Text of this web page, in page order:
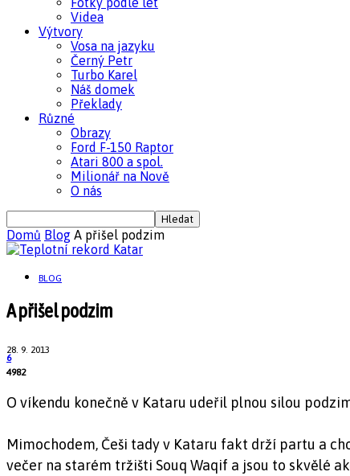
Videa
Výtvory
Vosa na jazyku
Černý Petr
Turbo Karel
Náš domek
Překlady
Různé
Obrazy
Ford F-150 Raptor
Atari 800 a spol.
Milionář na Nově
O nás
Domů Blog A přišel podzim
BLOG
A přišel podzim
28. 9. 2013
6
4982
O víkendu konečně v Kataru udeřil plnou silou
Mimochodem, Češi tady v Kataru fakt drží partu a
večer na starém tržišti Souq Waqif a jsou to skvělé